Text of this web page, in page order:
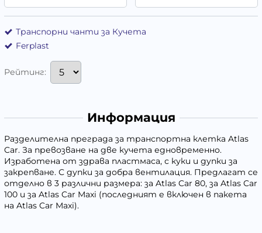
Транспорни чанти за Кучета
Ferplast
Рейтинг:
Информация
Разделителна преграда за транспортна клетка Atlas
Car. За превозване на две кучета едновременно.
Изработена от здрава пластмаса, с куки и дупки за
закрепване. С дупки за добра вентилация. Предлагат се
отделно в 3 различни размера: за Atlas Car 80, за Atlas Car
100 и за Atlas Car Maxi (последният е включен в пакета
на Atlas Car Maxi).